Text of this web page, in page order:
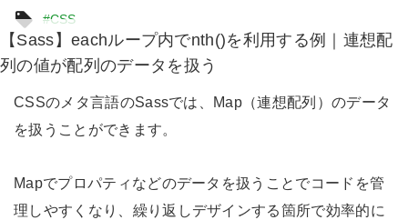
#CSS
【Sass】eachループ内でnth()を利用する例｜連想配
列の値が配列のデータを扱う
CSSのメタ言語のSassでは、Map（連想配列）のデータ
を扱うことができます。
Mapでプロパティなどのデータを扱うことでコードを管
理しやすくなり、繰り返しデザインする箇所で効率的に